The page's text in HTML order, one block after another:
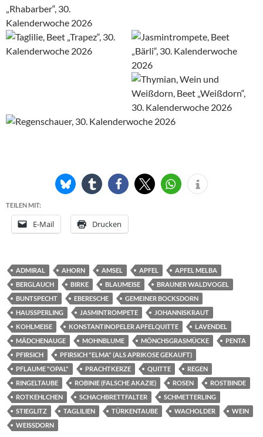
TEILEN MIT:
E-Mail Drucken
ADMIRAL AHORN AMSEL APFEL
APFEL MELBA
BERGLAUCH
BIRKE BLAUMEISE
BRAUNER WALDVOGEL
BUNTSPECHT
EBERESCHE
GEMEINER BOCKSDORN
HAUSSPERLING
JASMINTROMPETE
JOHANNISKRAUT
KOHLMEISE
KONSTANTINOPELER APFELQUITTE
LAVENDEL
MÄDCHENAUGE
MOHNBLUME MÖNCHSGRASMÜCKE
PENTA
PFIRSICH
PFIRSICH "ELMA" (ALS APRIKOSE GEKAUFT)
PFLAUME "OPAL"
PRACHTKERZE QUITTE
REGEN
RINGELTAUBE
ROBINIE (FALSCHE AKAZIE) ROSEN
ROSTBINDE
ROTKEHLCHEN
SCHACHBRETTFALTER
SCHMETTERLING
STIEGLITZ
TAGLILIEN TÜRKENTAUBE WACHOLDER
WEIN
WEISSDORN